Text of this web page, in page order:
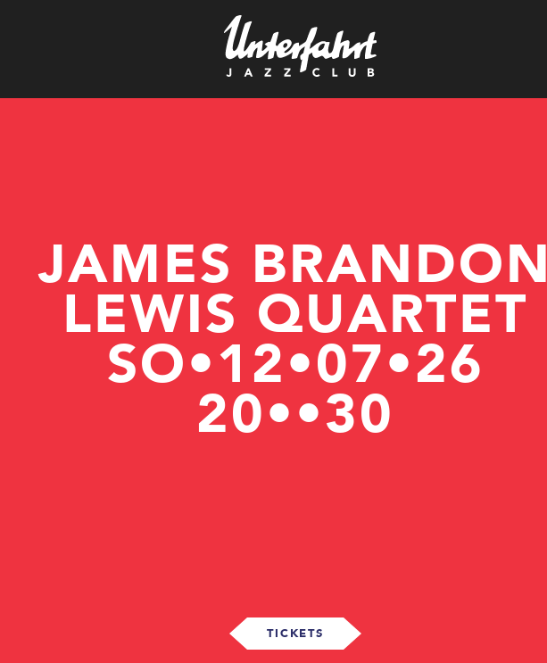
JAMES BRANDON
LEWIS QUARTET
SO•12•07•26
20••30
TICKETS